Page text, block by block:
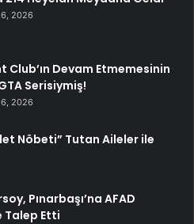
2026
Club’ın Devam Etmemesinin
Serisiymiş!
2026
Nöbeti” Tutan Aileler ile
Pınarbaşı’na AFAD
Talep Etti